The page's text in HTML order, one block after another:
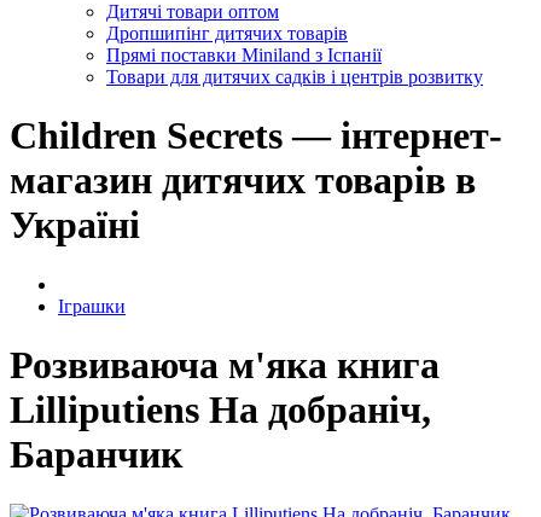
Дитячі товари оптом
Дропшипінг дитячих товарів
Прямі поставки Miniland з Іспанії
Товари для дитячих садків і центрів розвитку
Children Secrets — інтернет-
магазин дитячих товарів в
Україні
Іграшки
Розвиваюча м'яка книга
Lilliputiens На добраніч,
Баранчик